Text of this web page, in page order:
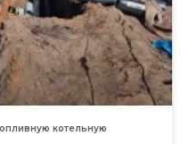
котельную